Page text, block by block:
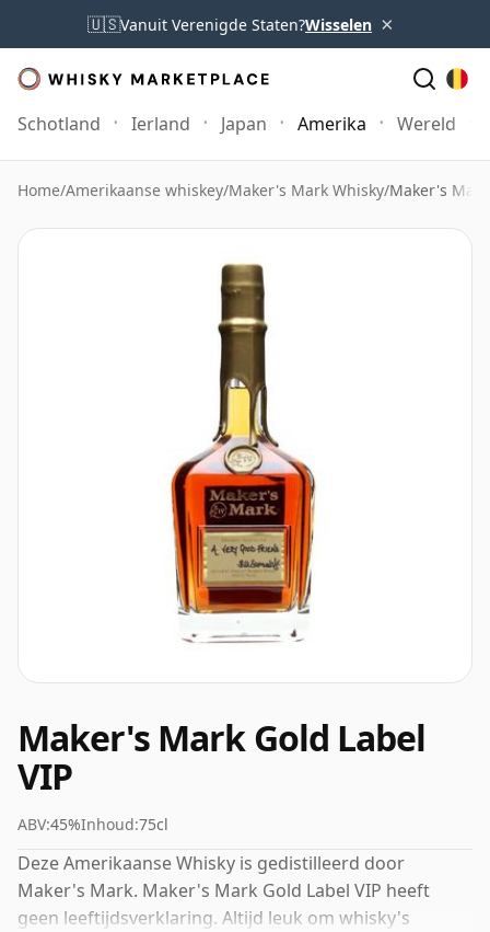
🇺🇸Vanuit Verenigde Staten?Wisselen ×
Schotland Ierland Japan Amerika Wereld
Home/Amerikaanse whiskey/Maker's Mark Whisky/Maker's
Maker's Mark Gold Label
VIP
ABV:45%Inhoud:75cl
Deze Amerikaanse Whisky is gedistilleerd door
Maker's Mark. Maker's Mark Gold Label VIP heeft
geen leeftijdsverklaring. Altijd leuk om whisky's